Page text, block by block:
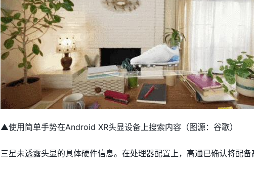
▲使用简单手势在Android XR头显设备上搜索内容（图源：谷歌）
三星未透露头显的具体硬件信息。在处理器配置上，高通已确认将配备